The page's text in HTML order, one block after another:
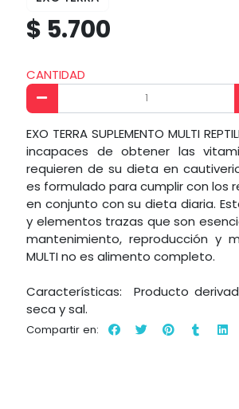
$ 5.700
CANTIDAD
EXO TERRA SUPLEMENTO MULTI
incapaces de obtener las
requieren de su dieta en
es formulado para cumplir con los
en conjunto con su dieta diaria.
y elementos trazas que son
mantenimiento, reproducción y
MULTI no es alimento completo.
Características: Producto
seca y sal.
Compartir en: